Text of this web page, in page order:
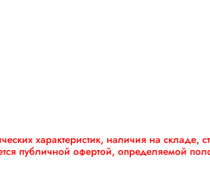
характеристик, наличия на складе,
публичной офертой, определяемой